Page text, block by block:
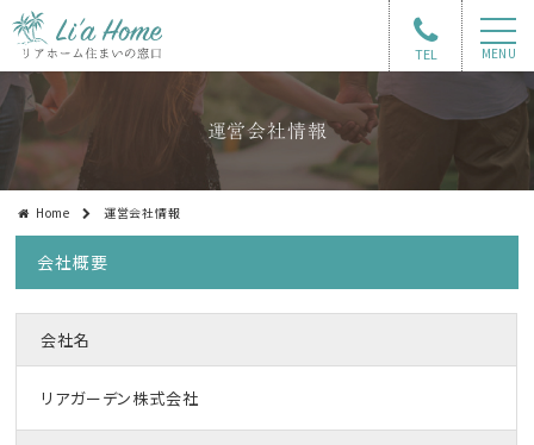
MENU
TEL
運営会社情報
Home 運営会社情報
会社概要
会社名
リアガーデン株式会社